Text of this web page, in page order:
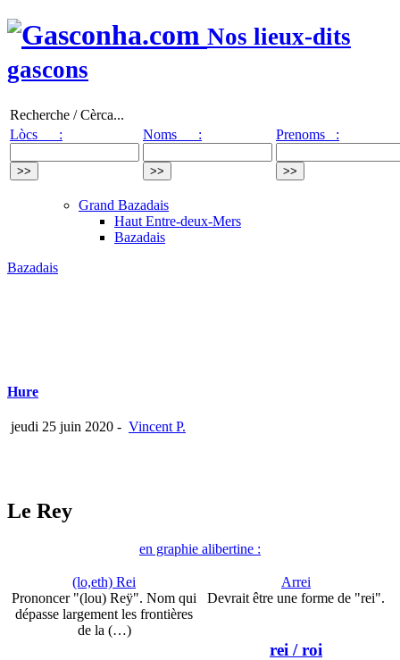
Nos lieux-dits
gascons
Recherche / Cèrca...
Lòcs :
Noms : Prenoms :
Grand Bazadais
Haut Entre-deux-Mers
Bazadais
Bazadais
Hure
jeudi 25 juin 2020 - Vincent P.
Le Rey
en graphie alibertine :
(lo,eth) Rei
Prononcer "(lou) Reÿ". Nom qui
dépasse largement les frontières
de la (…)
Arrei
Devrait être une forme de "rei".
rei / roi